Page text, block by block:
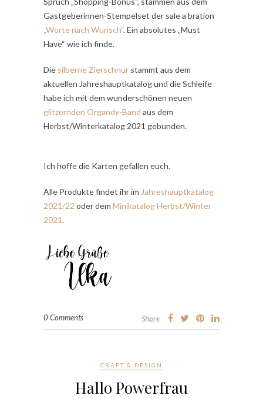
Gastgeberinnen-Stempelset der sale a bration
„Worte nach Wunsch“. Ein absolutes „Must
Have“ wie ich finde.
Die silberne Zierschnur stammt aus dem
aktuellen Jahreshauptkatalog und die Schleife
habe ich mit dem wunderschönen neuen
glitzernden Organdy-Band aus dem
Herbst/Winterkatalog 2021 gebunden.
Ich hoffe die Karten gefallen euch.
Alle Produkte findet ihr im Jahreshauptkatalog
2021/22 oder dem Minikatalog Herbst/Winter
2021.
0 Comments Share
CRAFT & DESIGN
Hallo Powerfrau